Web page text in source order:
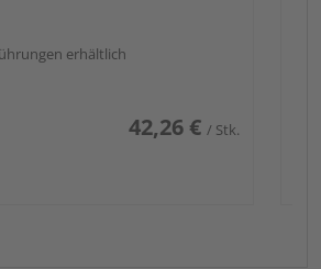
erhältlich
42,26 € / Stk.